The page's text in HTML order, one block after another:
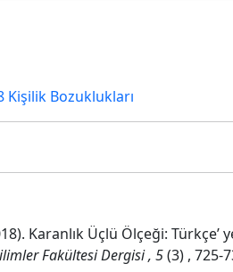
Kişilik Bozuklukları
Karanlık Üçlü Ölçeği:
Fakültesi Dergisi , 5(3) , 725-